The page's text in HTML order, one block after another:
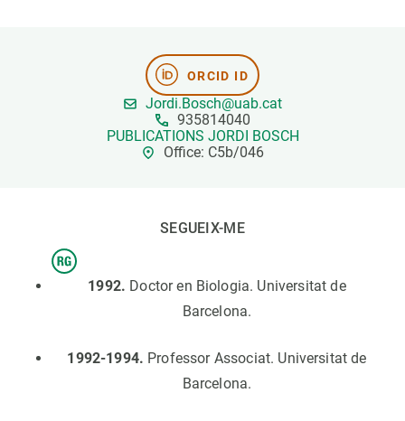
ORCID ID
Jordi.Bosch@uab.cat
935814040
PUBLICATIONS JORDI BOSCH
Office: C5b/046
SEGUEIX-ME
1992. Doctor en Biologia. Universitat de
Barcelona.
1992-1994. Professor Associat. Universitat de
Barcelona.